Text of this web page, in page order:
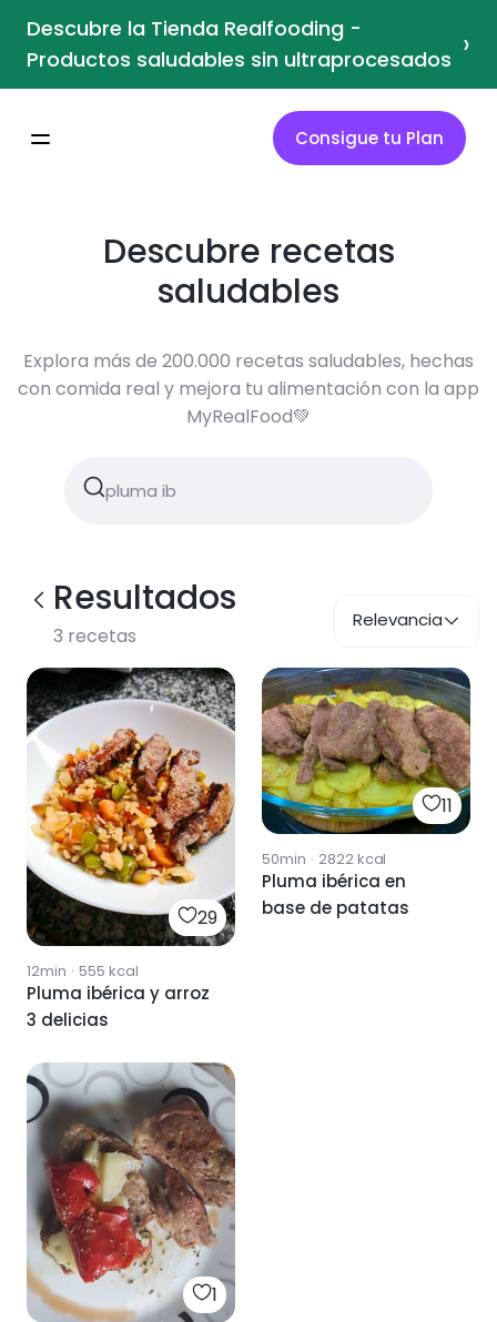
Descubre la Tienda Realfooding -
Productos saludables sin ultraprocesados ›
Consigue tu Plan
Descubre recetas
saludables
Explora más de 200.000 recetas saludables, hechas
con comida real y mejora tu alimentación con la app
MyRealFood💚
Resultados
3 recetas
Relevancia
29
12min · 555 kcal
Pluma ibérica y arroz
3 delicias
11
50min · 2822kcal
Pluma ibérica en
base de patatas
1